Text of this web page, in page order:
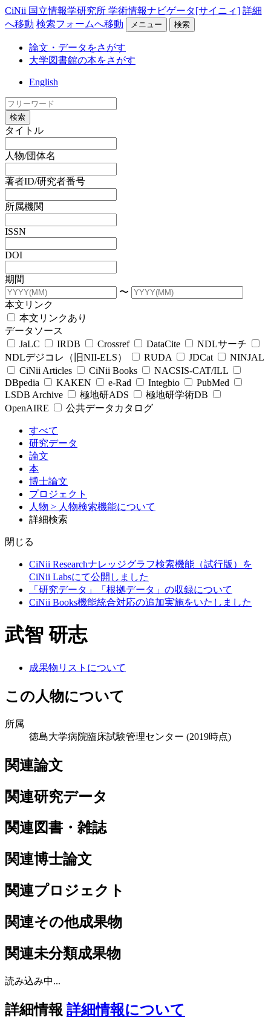
CiNii 国立情報学研究所 学術情報ナビゲータ[サイニィ] 詳細
へ移動 検索フォームへ移動 メニュー 検索
論文・データをさがす
大学図書館の本をさがす
English
検索
タイトル
人物/団体名
著者ID/研究者番号
所属機関
ISSN
DOI
期間
〜
本文リンク
本文リンクあり
データソース
JaLC
IRDB Crossref DataCite
NDLサーチ
NDLデジコレ（旧NII-ELS）
RUDA JDCat
NINJAL
CiNii Articles
CiNii Books
NACSIS-CAT/ILL
DBpedia
KAKEN e-Rad Integbio
PubMed
LSDB Archive
極地研ADS
極地研学術DB
OpenAIRE
公共データカタログ
すべて
研究データ
論文
本
博士論文
プロジェクト
人物 > 人物検索機能について
詳細検索
閉じる
CiNii Researchナレッジグラフ検索機能（試行版）を
CiNii Labsにて公開しました
「研究データ」「根拠データ」の収録について
CiNii Books機能統合対応の追加実施をいたしました
武智 研志
成果物リストについて
この人物について
所属
徳島大学病院臨床試験管理センター (2019時点)
関連論文
関連研究データ
関連図書・雑誌
関連博士論文
関連プロジェクト
関連その他成果物
関連未分類成果物
読み込み中...
詳細情報 詳細情報について